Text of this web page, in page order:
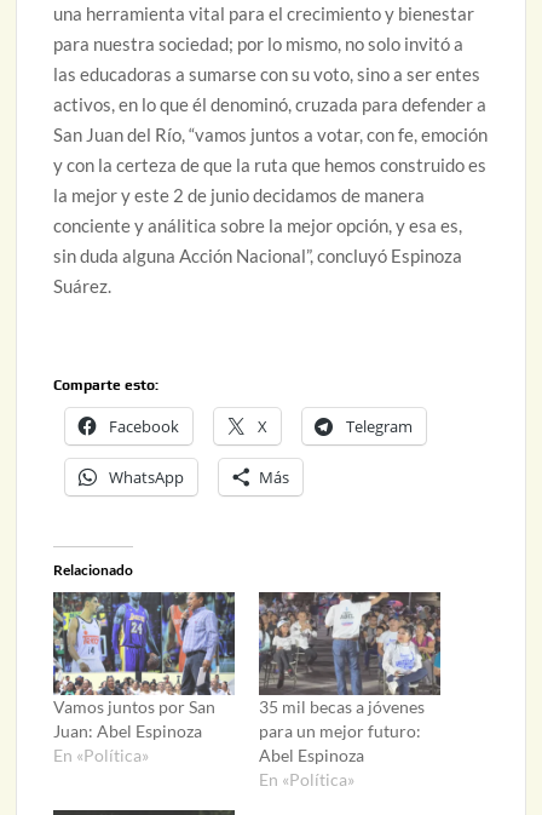
una herramienta vital para el crecimiento y bienestar
para nuestra sociedad; por lo mismo, no solo invitó a
las educadoras a sumarse con su voto, sino a ser entes
activos, en lo que él denominó, cruzada para defender a
San Juan del Río, “vamos juntos a votar, con fe, emoción
y con la certeza de que la ruta que hemos construido es
la mejor y este 2 de junio decidamos de manera
conciente y análitica sobre la mejor opción, y esa es,
sin duda alguna Acción Nacional”, concluyó Espinoza
Suárez.
Comparte esto:
Facebook X Telegram
WhatsApp Más
Relacionado
Vamos juntos por San
Juan: Abel Espinoza
En «Política»
35 mil becas a jóvenes
para un mejor futuro:
Abel Espinoza
En «Política»